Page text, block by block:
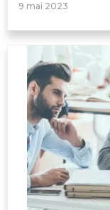
9 mai 2023